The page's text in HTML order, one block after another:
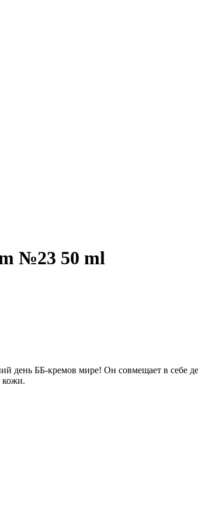
№23 50 ml
день ББ-кремов мире! Он совмещает в себе
кожи.